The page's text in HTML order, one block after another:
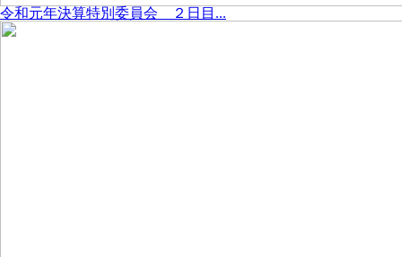
令和元年決算特別委員会 ２日目...